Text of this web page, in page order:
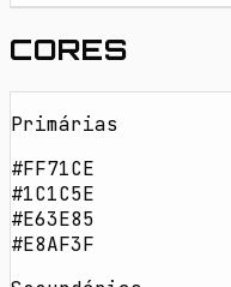
CORES
Primárias
#FF71CE
#1C1C5E
#E63E85
#E8AF3F